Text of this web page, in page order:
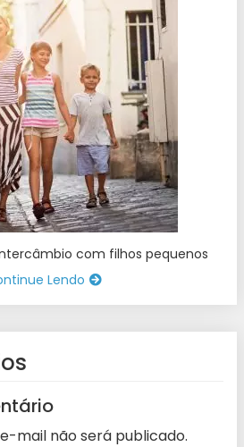
com filhos pequenos
Lendo
mail não será publicado.